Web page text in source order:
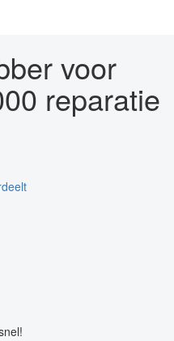
voor
reparatie